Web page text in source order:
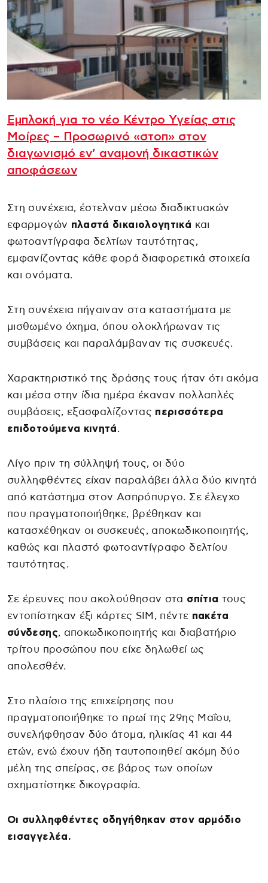
Εμπλοκή για το νέο Κέντρο Υγείας στις
Μοίρες – Προσωρινό «στοπ» στον
διαγωνισμό εν’ αναμονή δικαστικών
αποφάσεων
Στη συνέχεια, έστελναν μέσω διαδικτυακών
εφαρμογών πλαστά δικαιολογητικά και
φωτοαντίγραφα δελτίων ταυτότητας,
εμφανίζοντας κάθε φορά διαφορετικά στοιχεία
και ονόματα.
Στη συνέχεια πήγαιναν στα καταστήματα με
μισθωμένο όχημα, όπου ολοκλήρωναν τις
συμβάσεις και παραλάμβαναν τις συσκευές.
Χαρακτηριστικό της δράσης τους ήταν ότι ακόμα
και μέσα στην ίδια ημέρα έκαναν πολλαπλές
συμβάσεις, εξασφαλίζοντας περισσότερα
επιδοτούμενα κινητά.
Λίγο πριν τη σύλληψή τους, οι δύο
συλληφθέντες είχαν παραλάβει άλλα δύο κινητά
από κατάστημα στον Ασπρόπυργο. Σε έλεγχο
που πραγματοποιήθηκε, βρέθηκαν και
κατασχέθηκαν οι συσκευές, αποκωδικοποιητής,
καθώς και πλαστό φωτοαντίγραφο δελτίου
ταυτότητας.
Σε έρευνες που ακολούθησαν στα σπίτια τους
εντοπίστηκαν έξι κάρτες SIM, πέντε πακέτα
σύνδεσης, αποκωδικοποιητής και διαβατήριο
τρίτου προσώπου που είχε δηλωθεί ως
απολεσθέν.
Στο πλαίσιο της επιχείρησης που
πραγματοποιήθηκε το πρωί της 29ης Μαΐου,
συνελήφθησαν δύο άτομα, ηλικίας 41 και 44
ετών, ενώ έχουν ήδη ταυτοποιηθεί ακόμη δύο
μέλη της σπείρας, σε βάρος των οποίων
σχηματίστηκε δικογραφία.
Οι συλληφθέντες οδηγήθηκαν στον αρμόδιο
εισαγγελέα.